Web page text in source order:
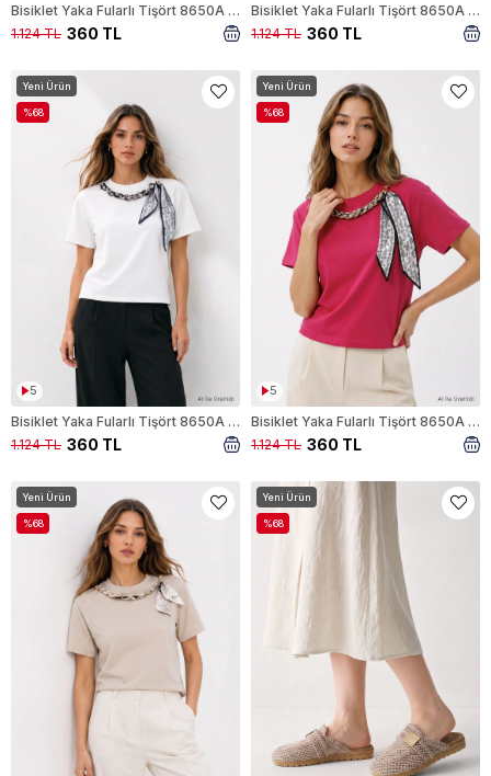
Bisiklet Yaka Fularlı Tişört 8650A Kahve
360 TL
1.124 TL
Bisiklet Yaka Fularlı Tişört 8650A Siyah
360 TL
1.124 TL
5
Bisiklet Yaka Fularlı Tişört 8650A Ekru
360 TL
1.124 TL
Yeni Ürün
%68
5
Bisiklet Yaka Fularlı Tişört 8650A Kırmızı
360 TL
1.124 TL
Yeni Ürün
%68
Yeni Ürün
%68
Yeni Ürün
%68